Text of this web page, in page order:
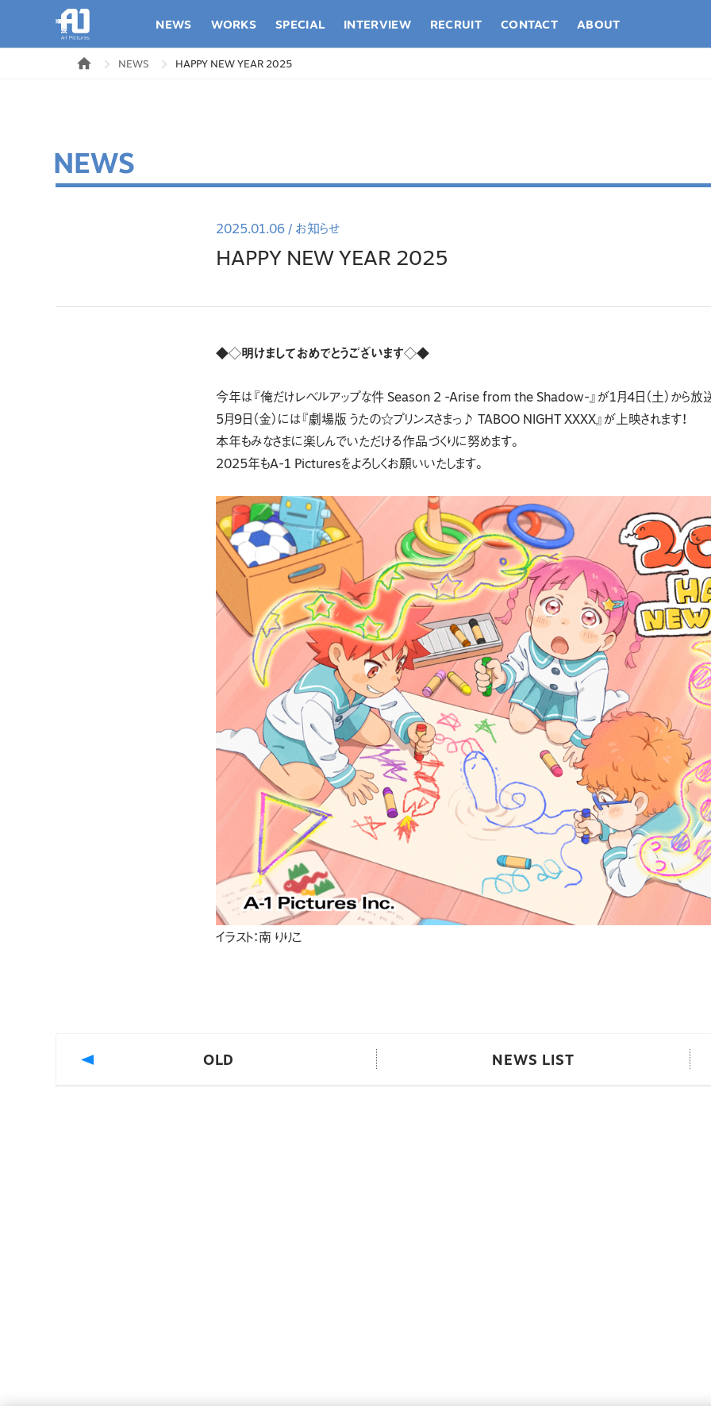
NEWS WORKS SPECIAL INTERVIEW RECRUIT CONTACT ABOUT
NEWS HAPPY NEW YEAR 2025
NEWS
2025.01.06/ お知らせ
HAPPY NEW YEAR 2025
◆◇明けましておめでとうございます◇◆
今年は『俺だけレベルアップな件 Season 2 -Arise from the Shadow-』が1月4日（土）から放
5月9日（金）には『劇場版 うたの☆プリンスさまっ♪ TABOO NIGHT XXXX』が上映されます！
本年もみなさまに楽しんでいただける作品づくりに努めます。
2025年もA-1 Picturesをよろしくお願いいたします。
イラスト：南 りりこ
OLD NEWS LIST